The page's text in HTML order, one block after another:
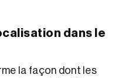
dans le
la façon dont les